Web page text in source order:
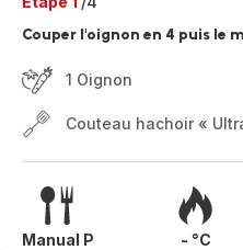
Couper l'oignon en 4 puis le
1 Oignon
Couteau hachoir «
Manual P - °C